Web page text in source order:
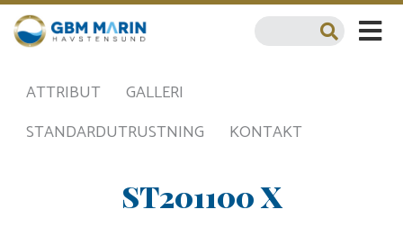
ATTRIBUT
GALLERI
STANDARDUTRUSTNING
KONTAKT
ST201100 X